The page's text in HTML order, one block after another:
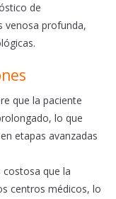
de
venosa profunda,
que la paciente
lo que
etapas avanzadas
costosa que la
centros médicos, lo